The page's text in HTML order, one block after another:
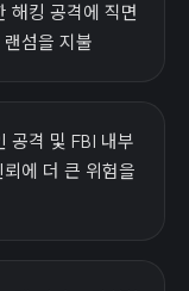
해킹 공격에 직면
섬을 지불
공격 및 FBI 내부
에 더 큰 위험을